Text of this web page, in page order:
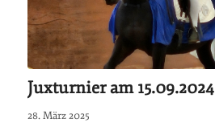
Juxturnier am 15.09.2024
28. März 2025